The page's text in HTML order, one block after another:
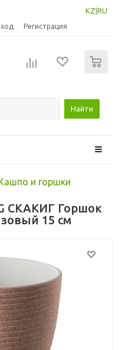
KZ RU
Регистрация
Найти
и горшки
СКАКИГ Горшок
15 см